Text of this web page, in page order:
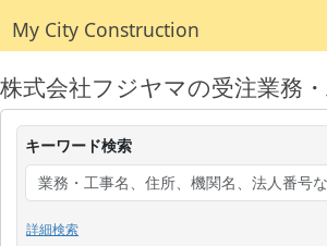
My City Construction
株式会社フジヤマの受注業務
キーワード検索
詳細検索